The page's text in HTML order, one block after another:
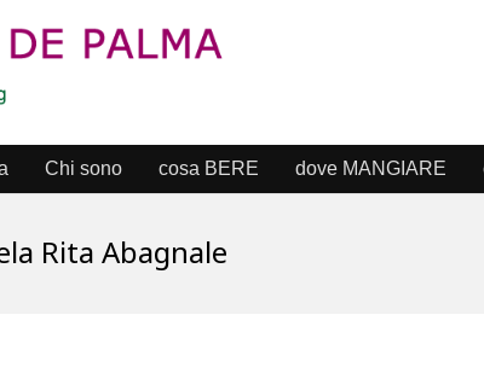
Chi sono cosa BERE dove MANGIARE
Rita Abagnale